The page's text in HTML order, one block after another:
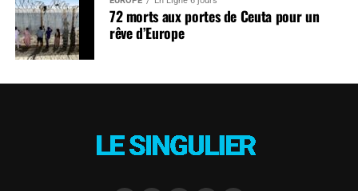
72 morts aux portes de Ceuta pour un
rêve d’Europe